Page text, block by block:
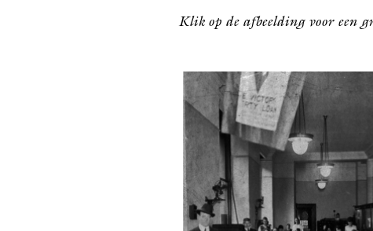
Klik op de afbeelding voor een